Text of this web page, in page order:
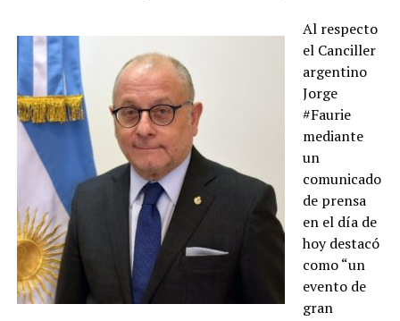
Al respecto
el Canciller
argentino
Jorge
#Faurie
mediante
un
comunicado
de prensa
en el día de
hoy destacó
como “un
evento de
gran